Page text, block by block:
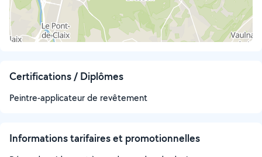
Certifications / Diplômes
Peintre-applicateur de revêtement
Informations tarifaires et promotionnelles